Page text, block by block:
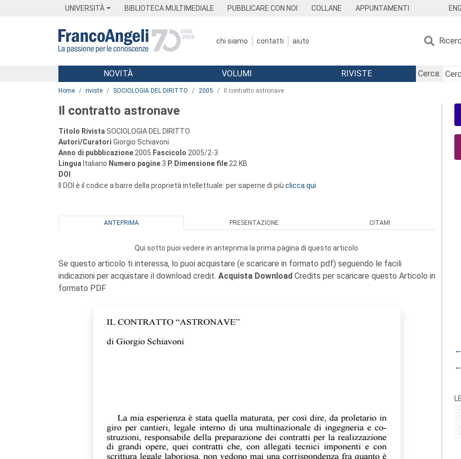
UNIVERSITÀ BIBLIOTECA MULTIMEDIALE PUBBLICARE CON NOI COLLANE APPUNTAMENTI ENG
chi siamo contatti aiuto
Menu
NOVITÀ VOLUMI RIVISTE
Cerca:
Home riviste SOCIOLOGIA DEL DIRITTO 2005 Il contratto astronave
Il contratto astronave
Titolo Rivista SOCIOLOGIA DEL DIRITTO
Autori/Curatori Giorgio Schiavoni
Anno di pubblicazione 2005 Fascicolo 2005/2-3
Lingua Italiano Numero pagine 3 P. Dimensione file 22 KB
DOI
Il DOI è il codice a barre della proprietà intellettuale: per saperne di più clicca qui
ANTEPRIMA PRESENTAZIONE CITAMI
Qui sotto puoi vedere in anteprima la prima pagina di questo articolo.
Se questo articolo ti interessa, lo puoi acquistare (e scaricare in formato pdf) seguendo le facili
indicazioni per acquistare il download credit. Acquista Download Credits per scaricare questo Articolo in
formato PDF